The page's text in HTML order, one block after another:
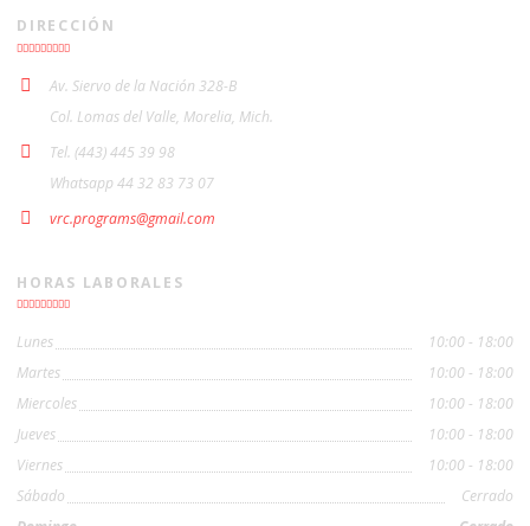
DIRECCIÓN
Av. Siervo de la Nación 328-B
Col. Lomas del Valle, Morelia, Mich.
Tel. (443) 445 39 98
Whatsapp 44 32 83 73 07
vrc.programs@gmail.com
HORAS LABORALES
Lunes
10:00 - 18:00
Martes
10:00 - 18:00
Miercoles
10:00 - 18:00
Jueves
10:00 - 18:00
Viernes
10:00 - 18:00
Sábado
Cerrado